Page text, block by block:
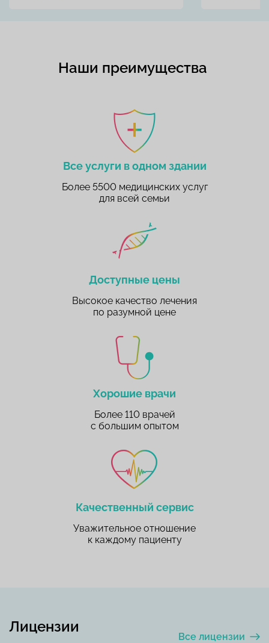
Наши преимущества
Все услуги в одном здании
Более 5500 медицинских услуг
для всей семьи
Доступные цены
Высокое качество лечения
по разумной цене
Хорошие врачи
Более 110 врачей
с большим опытом
Качественный сервис
Уважительное отношение
к каждому пациенту
Лицензии
Все лицензии